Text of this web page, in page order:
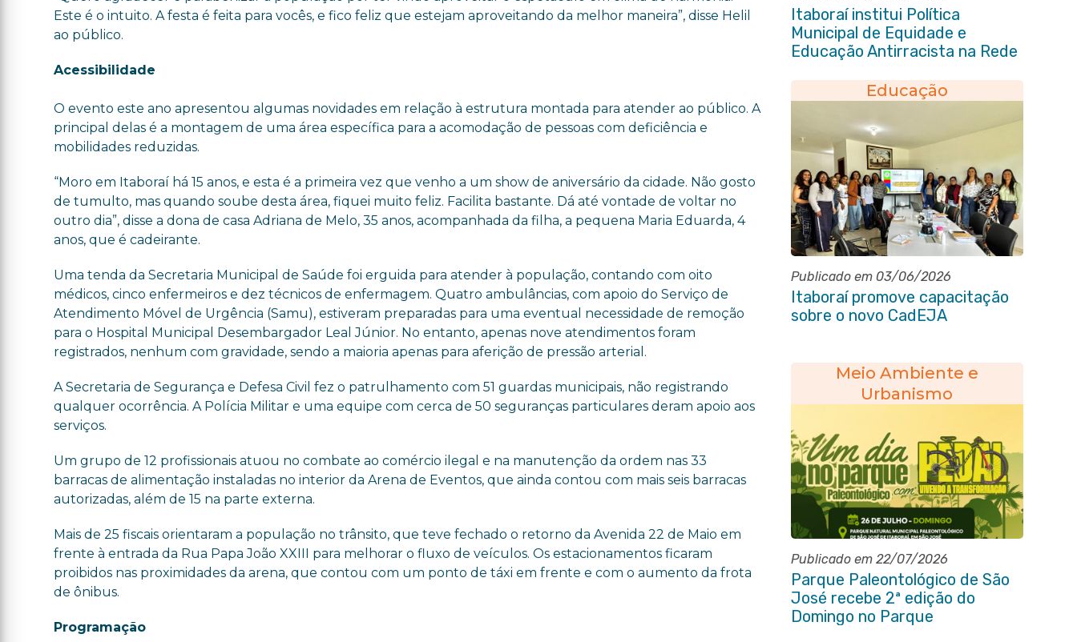
Este é o intuito. A festa é feita para vocês, e fico feliz que estejam aproveitando da melhor maneira”, disse Helil
ao público.
Acessibilidade
O evento este ano apresentou algumas novidades em relação à estrutura montada para atender ao público. A
principal delas é a montagem de uma área específica para a acomodação de pessoas com deficiência e
mobilidades reduzidas.
“Moro em Itaboraí há 15 anos, e esta é a primeira vez que venho a um show de aniversário da cidade. Não gosto
de tumulto, mas quando soube desta área, fiquei muito feliz. Facilita bastante. Dá até vontade de voltar no
outro dia”, disse a dona de casa Adriana de Melo, 35 anos, acompanhada da filha, a pequena Maria Eduarda, 4
anos, que é cadeirante.
Uma tenda da Secretaria Municipal de Saúde foi erguida para atender à população, contando com oito
médicos, cinco enfermeiros e dez técnicos de enfermagem. Quatro ambulâncias, com apoio do Serviço de
Atendimento Móvel de Urgência (Samu), estiveram preparadas para uma eventual necessidade de remoção
para o Hospital Municipal Desembargador Leal Júnior. No entanto, apenas nove atendimentos foram
registrados, nenhum com gravidade, sendo a maioria apenas para aferição de pressão arterial.
A Secretaria de Segurança e Defesa Civil fez o patrulhamento com 51 guardas municipais, não registrando
qualquer ocorrência. A Polícia Militar e uma equipe com cerca de 50 seguranças particulares deram apoio aos
serviços.
Um grupo de 12 profissionais atuou no combate ao comércio ilegal e na manutenção da ordem nas 33
barracas de alimentação instaladas no interior da Arena de Eventos, que ainda contou com mais seis barracas
autorizadas, além de 15 na parte externa.
Mais de 25 fiscais orientaram a população no trânsito, que teve fechado o retorno da Avenida 22 de Maio em
frente à entrada da Rua Papa João XXIII para melhorar o fluxo de veículos. Os estacionamentos ficaram
proibidos nas proximidades da arena, que contou com um ponto de táxi em frente e com o aumento da frota
de ônibus.
Programação
Itaboraí institui Política
Municipal de Equidade e
Educação Antirracista na Rede
Educação
Publicado em 03/06/2026
Itaboraí promove capacitação
sobre o novo CadEJA
Meio Ambiente e
Urbanismo
Publicado em 22/07/2026
Parque Paleontológico de São
José recebe 2ª edição do
Domingo no Parque